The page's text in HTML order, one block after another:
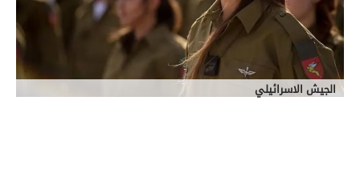
الجيش الاسرائيلي